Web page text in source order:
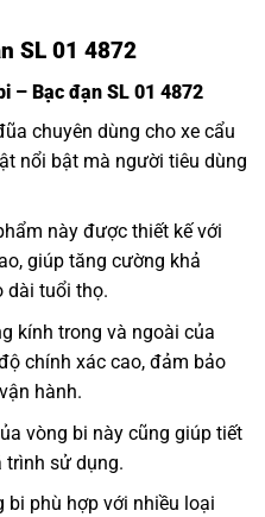
SL 01 4872
– Bạc đạn SL 01 4872
chuyên dùng cho xe cẩu
nổi bật mà người tiêu dùng
này được thiết kế với
giúp tăng cường khả
dài tuổi thọ.
kính trong và ngoài của
chính xác cao, đảm bảo
hành.
vòng bi này cũng giúp tiết
trình sử dụng.
bi phù hợp với nhiều loại